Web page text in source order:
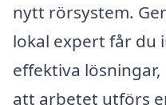
nytt rörsystem.
lokal expert får du
effektiva
att arbetet utförs